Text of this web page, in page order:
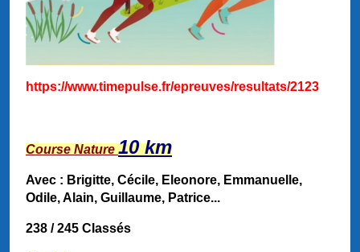
https://www.timepulse.fr/epreuves/resultats/2123
Course Nature 10 km
Avec : Brigitte, Cécile, Eleonore, Emmanuelle,
Odile, Alain, Guillaume, Patrice...
238 /245 Classés